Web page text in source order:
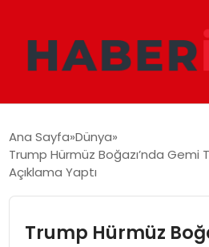
DÜNYA
Ana Sayfa Dünya
Trump Hürmüz Boğazı’nda Gemi
Açıklama Yaptı
Trump Hürmüz